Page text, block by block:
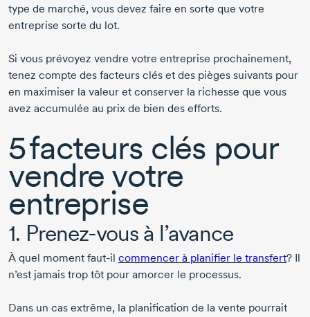
type de marché, vous devez faire en sorte que votre
entreprise sorte du lot.
Si vous prévoyez vendre votre entreprise prochainement,
tenez compte des facteurs clés et des pièges suivants pour
en maximiser la valeur et conserver la richesse que vous
avez accumulée au prix de bien des efforts.
5 facteurs clés pour
vendre votre
entreprise
1. Prenez-vous à l’avance
À quel moment faut-il commencer à planifier le transfert? Il
n’est jamais trop tôt pour amorcer le processus.
Dans un cas extrême, la planification de la vente pourrait